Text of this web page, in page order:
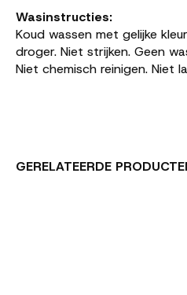
Wasinstructies:
Koud wassen met gelijke
droger. Niet strijken. Geen
Niet chemisch reinigen. Niet
GERELATEERDE